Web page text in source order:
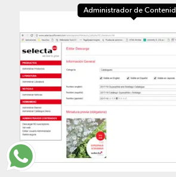
Administrador de